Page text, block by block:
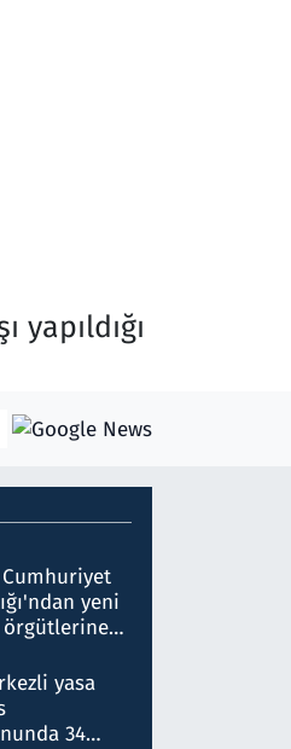
Cumhuriyet
yeni
örgütlerine
kararı
yasa
34